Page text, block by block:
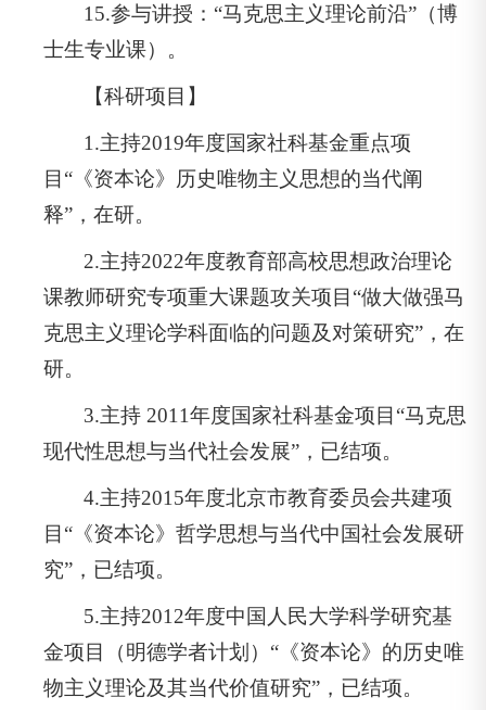
15.参与讲授：“马克思主义理论前沿”（博
士生专业课）。
【科研项目】
1.主持2019年度国家社科基金重点项
目“《资本论》历史唯物主义思想的当代阐
释”，在研。
2.主持2022年度教育部高校思想政治理论
课教师研究专项重大课题攻关项目“做大做强马
克思主义理论学科面临的问题及对策研究”，在
研。
3.主持 2011年度国家社科基金项目“马克思
现代性思想与当代社会发展”，已结项。
4.主持2015年度北京市教育委员会共建项
目“《资本论》哲学思想与当代中国社会发展研
究”，已结项。
5.主持2012年度中国人民大学科学研究基
金项目（明德学者计划）“《资本论》的历史唯
物主义理论及其当代价值研究”，已结项。